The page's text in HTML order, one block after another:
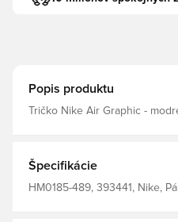
Popis produktu
Tričko Nike Air Graphic - modré 1599
Špecifikácie
HM0185-489, 393441, Nike,